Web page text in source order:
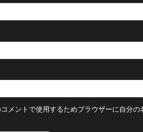
メントで使用するためブラウザーに自分の